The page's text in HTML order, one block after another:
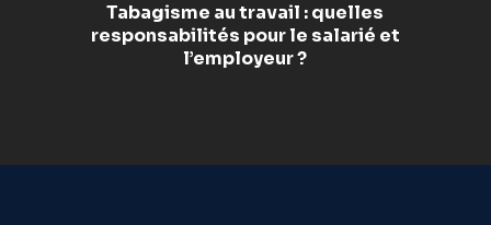
Tabagisme au travail : quelles
responsabilités pour le salarié et
l’employeur ?